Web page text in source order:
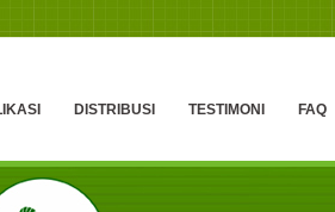
DISTRIBUSI TESTIMONI FAQ